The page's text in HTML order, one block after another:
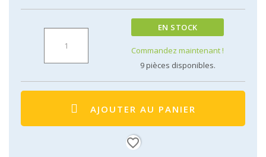
EN STOCK
Commandez maintenant !
9pièces disponibles.
AJOUTER AU PANIER
favorite_border